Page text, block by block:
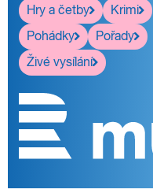
Hry a četby
Krimi
Pohádky
Pořady
Živé vysílání